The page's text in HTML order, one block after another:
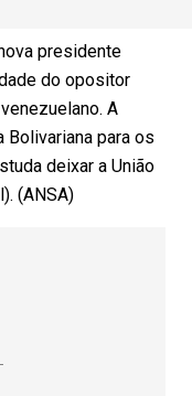
presidente
do opositor
A
Bolivariana para os
deixar a União
(ANSA)